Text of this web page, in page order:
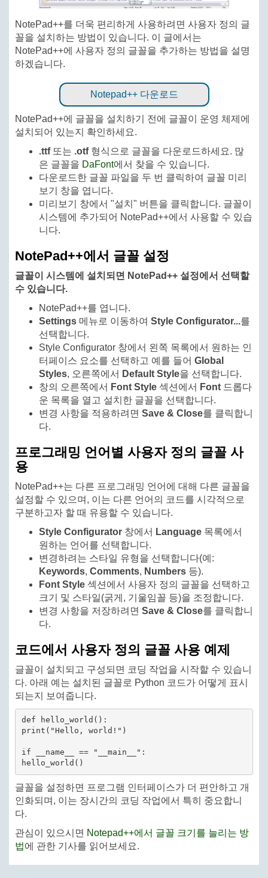
NotePad++를 더욱 편리하게 사용하려면 사용자 정의 글
꼴을 설치하는 방법이 있습니다. 이 글에서는
NotePad++에 사용자 정의 글꼴을 추가하는 방법을 설명
하겠습니다.
Notepad++ 다운로드
NotePad++에 글꼴을 설치하기 전에 글꼴이 운영 체제에
설치되어 있는지 확인하세요.
.ttf또는 .otf형식으로 글꼴을 다운로드하세요. 많
은 글꼴을 DaFont에서 찾을 수 있습니다.
다운로드한 글꼴 파일을 두 번 클릭하여 글꼴 미리
보기 창을 엽니다.
미리보기 창에서 "설치" 버튼을 클릭합니다. 글꼴이
시스템에 추가되어 NotePad++에서 사용할 수 있습
니다.
NotePad++에서 글꼴 설정
글꼴이 시스템에 설치되면 NotePad++ 설정에서 선택할
수 있습니다.
NotePad++를 엽니다.
Settings 메뉴로 이동하여 Style Configurator...를
선택합니다.
Style Configurator 창에서 왼쪽 목록에서 원하는 인
터페이스 요소를 선택하고 예를 들어 Global
Styles, 오른쪽에서 Default Style을 선택합니다.
창의 오른쪽에서 Font Style 섹션에서 Font 드롭다
운 목록을 열고 설치한 글꼴을 선택합니다.
변경 사항을 적용하려면 Save & Close를 클릭합니
다.
프로그래밍 언어별 사용자 정의 글꼴 사
용
NotePad++는 다른 프로그래밍 언어에 대해 다른 글꼴을
설정할 수 있으며, 이는 다른 언어의 코드를 시각적으로
구분하고자 할 때 유용할 수 있습니다.
Style Configurator 창에서 Language 목록에서
원하는 언어를 선택합니다.
변경하려는 스타일 유형을 선택합니다(예:
Keywords, Comments, Numbers 등).
Font Style 섹션에서 사용자 정의 글꼴을 선택하고
크기 및 스타일(굵게, 기울임꼴 등)을 조정합니다.
변경 사항을 저장하려면 Save & Close를 클릭합니
다.
코드에서 사용자 정의 글꼴 사용 예제
글꼴이 설치되고 구성되면 코딩 작업을 시작할 수 있습니
다. 아래 예는 설치된 글꼴로 Python 코드가 어떻게 표시
되는지 보여줍니다.
def hello_world():
print("Hello, world!")
if __name__ == "__main__":
글꼴을 설정하면 프로그램 인터페이스가 더 편안하고 개
인화되며, 이는 장시간의 코딩 작업에서 특히 중요합니
다.
관심이 있으시면 Notepad++에서 글꼴 크기를 늘리는 방
법에 관한 기사를 읽어보세요.